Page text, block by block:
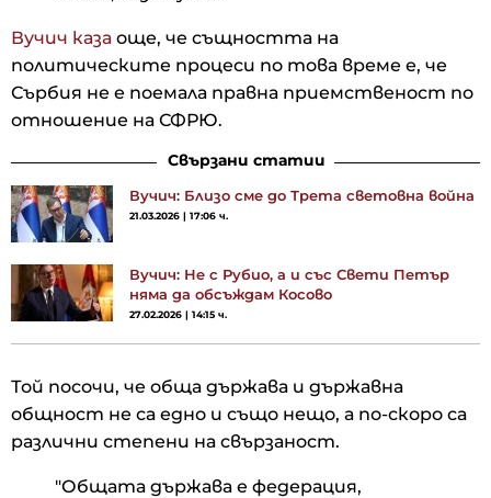
Вучич каза още, че същността на
политическите процеси по това време е, че
Сърбия не е поемала правна приемственост по
отношение на СФРЮ.
Свързани статии
Вучич: Близо сме до Трета световна война
21.03.2026 | 17:06 ч.
Вучич: Не с Рубио, а и със Свети Петър
няма да обсъждам Косово
27.02.2026 | 14:15 ч.
Той посочи, че обща държава и държавна
общност не са едно и също нещо, а по-скоро са
различни степени на свързаност.
"Общата държава е федерация,